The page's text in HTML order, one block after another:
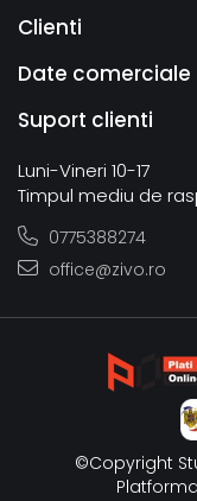
Clienti
Date comerciale
Suport clienti
Luni-Vineri 10-17
Timpul mediu de
0775388274
office@zivo.ro
©Copyright